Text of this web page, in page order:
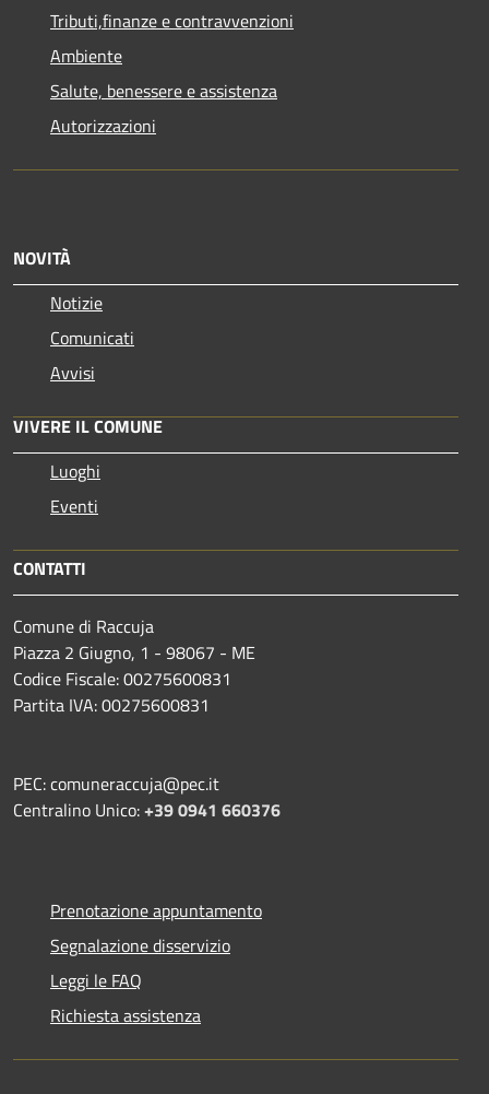
Tributi,finanze e contravvenzioni
Ambiente
Salute, benessere e assistenza
Autorizzazioni
NOVITÀ
Notizie
Comunicati
Avvisi
VIVERE IL COMUNE
Luoghi
Eventi
CONTATTI
Comune di Raccuja
Piazza 2 Giugno, 1 - 98067 - ME
Codice Fiscale: 00275600831
Partita IVA: 00275600831
PEC: comuneraccuja@pec.it
Centralino Unico:+39 0941 660376
Prenotazione appuntamento
Segnalazione disservizio
Leggi le FAQ
Richiesta assistenza